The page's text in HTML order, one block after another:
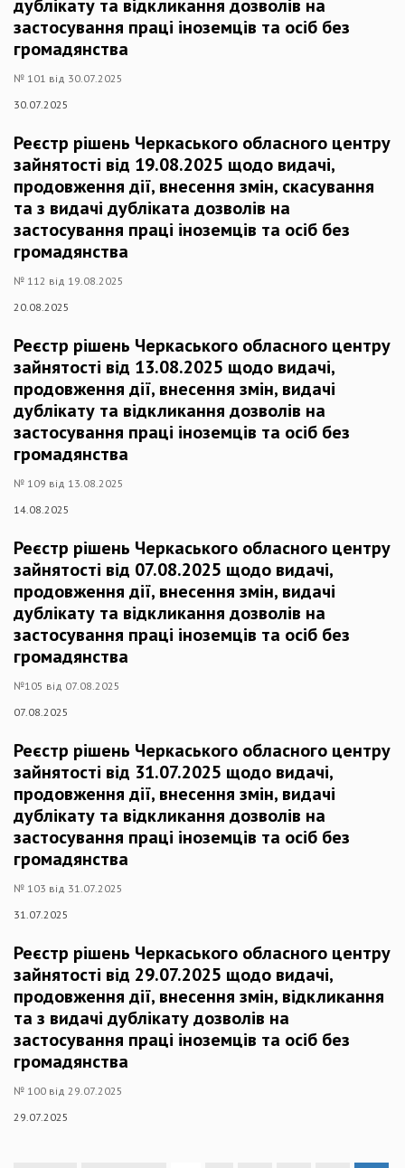
дублікату та відкликання дозволів на
застосування праці іноземців та осіб без
громадянства
№ 101 від 30.07.2025
30.07.2025
Реєстр рішень Черкаського обласного центру
зайнятості від 19.08.2025 щодо видачі,
продовження дії, внесення змін, скасування
та з видачі дубліката дозволів на
застосування праці іноземців та осіб без
громадянства
№ 112 від 19.08.2025
20.08.2025
Реєстр рішень Черкаського обласного центру
зайнятості від 13.08.2025 щодо видачі,
продовження дії, внесення змін, видачі
дублікату та відкликання дозволів на
застосування праці іноземців та осіб без
громадянства
№ 109 від 13.08.2025
14.08.2025
Реєстр рішень Черкаського обласного центру
зайнятості від 07.08.2025 щодо видачі,
продовження дії, внесення змін, видачі
дублікату та відкликання дозволів на
застосування праці іноземців та осіб без
громадянства
№105 від 07.08.2025
07.08.2025
Реєстр рішень Черкаського обласного центру
зайнятості від 31.07.2025 щодо видачі,
продовження дії, внесення змін, видачі
дублікату та відкликання дозволів на
застосування праці іноземців та осіб без
громадянства
№ 103 від 31.07.2025
31.07.2025
Реєстр рішень Черкаського обласного центру
зайнятості від 29.07.2025 щодо видачі,
продовження дії, внесення змін, відкликання
та з видачі дублікату дозволів на
застосування праці іноземців та осіб без
громадянства
№ 100 від 29.07.2025
29.07.2025